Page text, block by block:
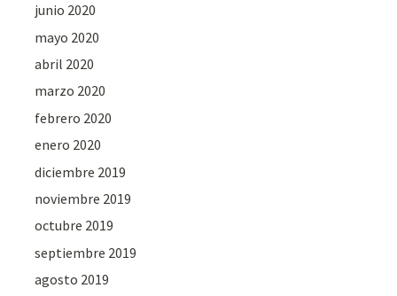
junio 2020
mayo 2020
abril 2020
marzo 2020
febrero 2020
enero 2020
diciembre 2019
noviembre 2019
octubre 2019
septiembre 2019
agosto 2019